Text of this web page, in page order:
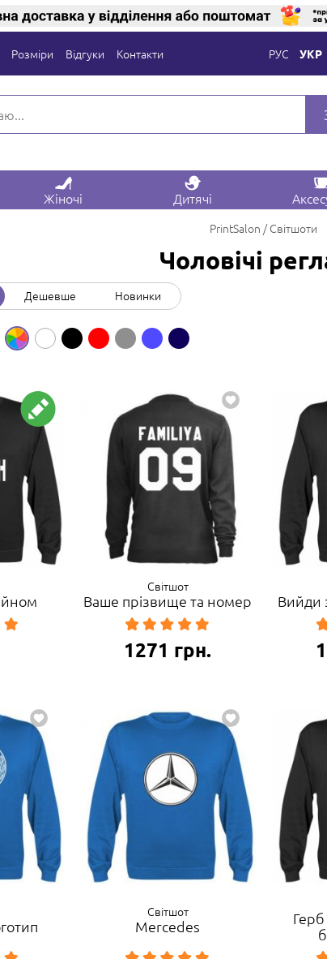
Розміри Відгуки Контакти РУС УКР
Жіночі Дитячі
PrintSalon Світшоти
Чоловічі
Дешевше Новинки
Світшот
Ваше прізвище та номер
1271 грн.
Вийди
Світшот
Mercedes